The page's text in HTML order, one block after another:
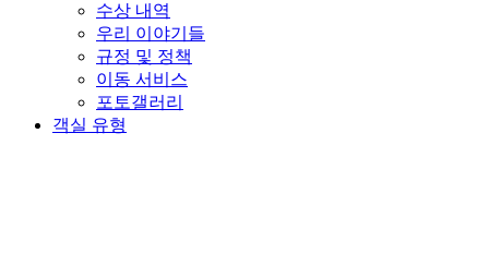
수상 내역
우리 이야기들
규정 및 정책
이동 서비스
포토갤러리
객실 유형